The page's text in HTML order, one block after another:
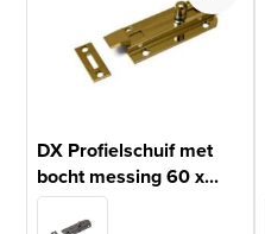
DX Profielschuif met
bocht messing 60 x...